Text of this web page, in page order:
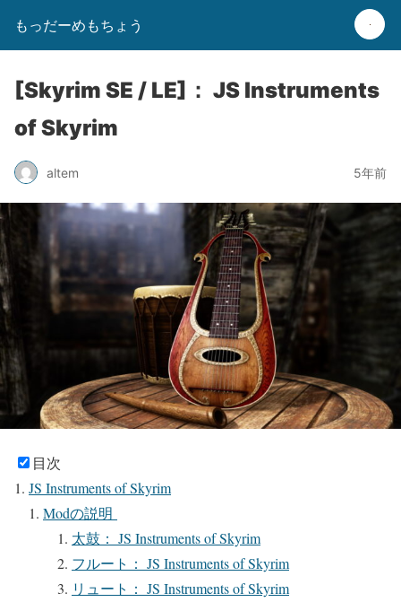
もっだーめもちょう
[Skyrim SE / LE]： JS Instruments
of Skyrim
altem 5年前
目次
JS Instruments of Skyrim
Modの説明
太鼓： JS Instruments of Skyrim
フルート： JS Instruments of Skyrim
リュート： JS Instruments of Skyrim